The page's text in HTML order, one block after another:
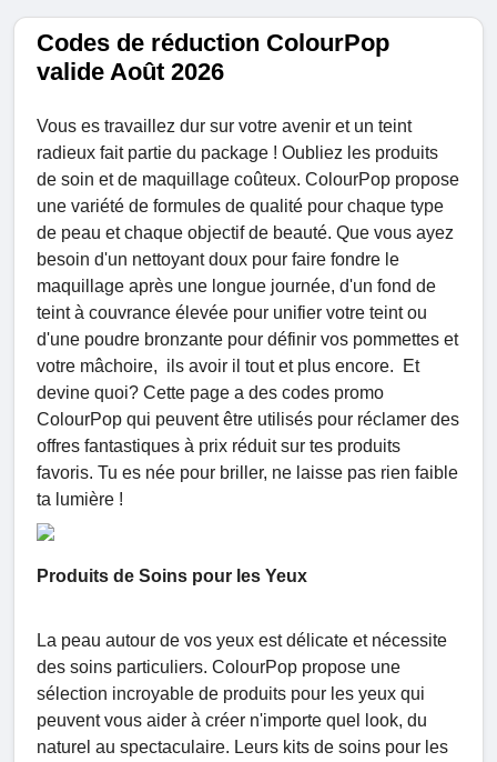
Codes de réduction ColourPop
valide Août 2026
Vous es travaillez dur sur votre avenir et un teint
radieux fait partie du package ! Oubliez les produits
de soin et de maquillage coûteux. ColourPop propose
une variété de formules de qualité pour chaque type
de peau et chaque objectif de beauté. Que vous ayez
besoin d'un nettoyant doux pour faire fondre le
maquillage après une longue journée, d'un fond de
teint à couvrance élevée pour unifier votre teint ou
d'une poudre bronzante pour définir vos pommettes et
votre mâchoire, ils avoir il tout et plus encore. Et
devine quoi? Cette page a des codes promo
ColourPop qui peuvent être utilisés pour réclamer des
offres fantastiques à prix réduit sur tes produits
favoris. Tu es née pour briller, ne laisse pas rien faible
ta lumière !
Produits de Soins pour les Yeux
La peau autour de vos yeux est délicate et nécessite
des soins particuliers. ColourPop propose une
sélection incroyable de produits pour les yeux qui
peuvent vous aider à créer n'importe quel look, du
naturel au spectaculaire. Leurs kits de soins pour les